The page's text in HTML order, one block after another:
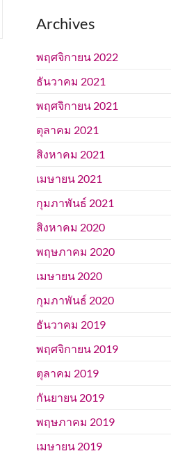
Archives
พฤศจิกายน 2022
ธันวาคม 2021
พฤศจิกายน 2021
ตุลาคม 2021
สิงหาคม 2021
เมษายน 2021
กุมภาพันธ์ 2021
สิงหาคม 2020
พฤษภาคม 2020
เมษายน 2020
กุมภาพันธ์ 2020
ธันวาคม 2019
พฤศจิกายน 2019
ตุลาคม 2019
กันยายน 2019
พฤษภาคม 2019
เมษายน 2019